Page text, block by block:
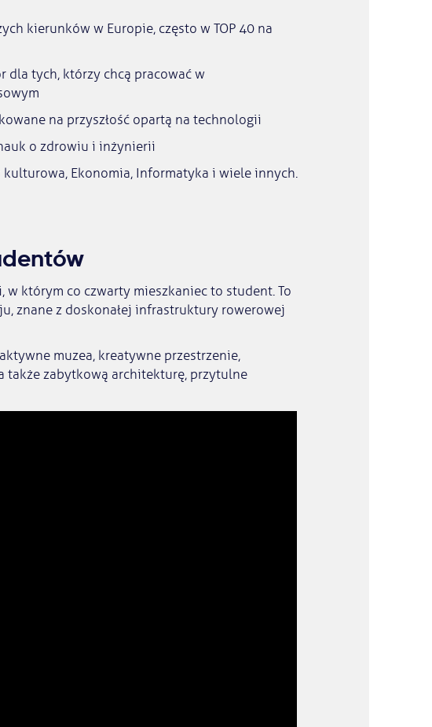
kierunków w Europie, często w TOP 40 na
tych, którzy chcą pracować w
na przyszłość opartą na technologii
o zdrowiu i inżynierii
Ekonomia, Informatyka i wiele innych.
którym co czwarty mieszkaniec to student. To
znane z doskonałej infrastruktury rowerowej
muzea, kreatywne przestrzenie,
także zabytkową architekturę, przytulne